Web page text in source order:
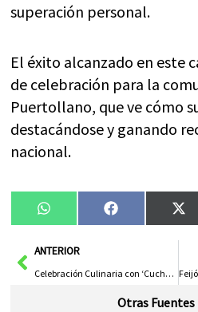
superación personal.
El éxito alcanzado en este
de celebración para la
Puertollano, que ve cómo
destacándose y ganando
nacional.
Compartir
en
WhatsAppCompartir
en
FacebookX
AntANTERIOR
Celebración Culinaria con ‘Cuchará y Paso Atrás’ y las Tradicionales Migas como Protagonistas
Otras Fuentes